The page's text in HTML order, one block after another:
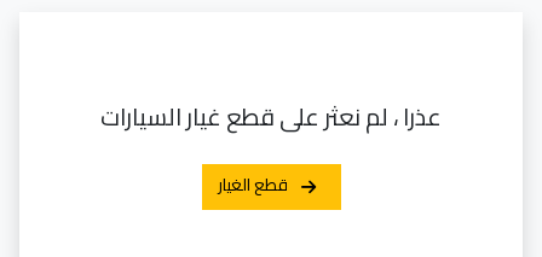
عذرا ، لم نعثر على قطع غيار السيارات
قطع الغيار